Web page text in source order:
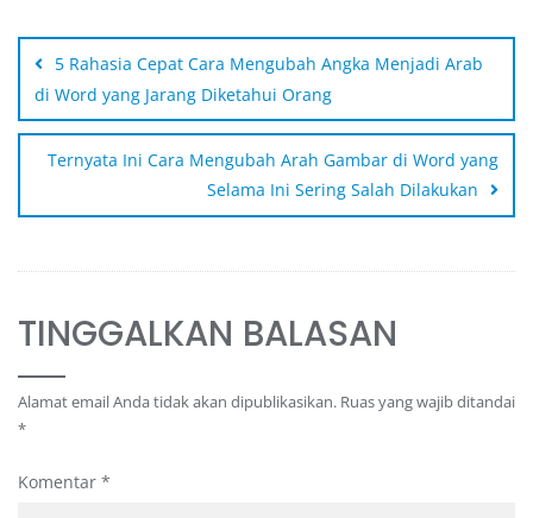
5 Rahasia Cepat Cara Mengubah Angka Menjadi Arab
di Word yang Jarang Diketahui Orang
Ternyata Ini Cara Mengubah Arah Gambar di Word yang
Selama Ini Sering Salah Dilakukan
TINGGALKAN BALASAN
Alamat email Anda tidak akan dipublikasikan. Ruas yang wajib ditandai
*
Komentar *